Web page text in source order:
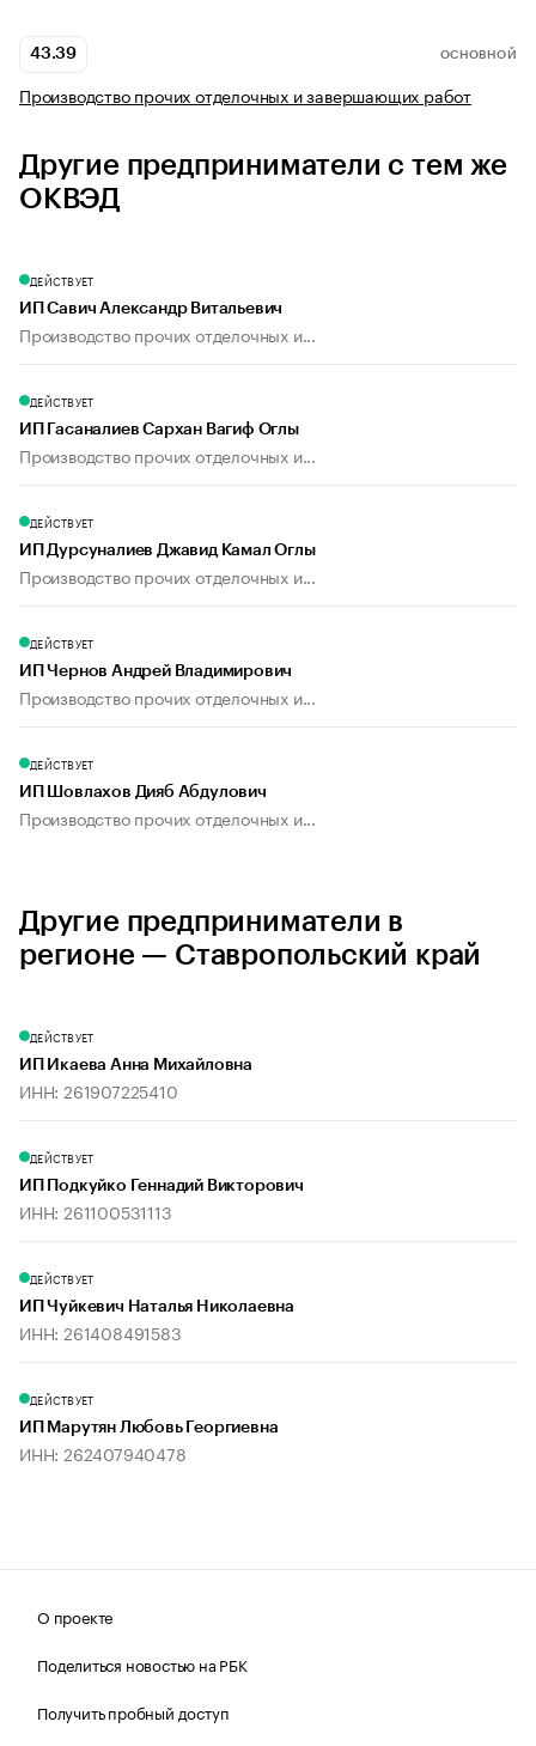
43.39 ОСНОВНОЙ
Производство прочих отделочных и завершающих работ
Другие предприниматели с тем же
ОКВЭД
ДЕЙСТВУЕТ
ИП Савич Александр Витальевич
Производство прочих отделочных и...
ДЕЙСТВУЕТ
ИП Гасаналиев Сархан Вагиф Оглы
Производство прочих отделочных и...
ДЕЙСТВУЕТ
ИП Дурсуналиев Джавид Камал Оглы
Производство прочих отделочных и...
ДЕЙСТВУЕТ
ИП Чернов Андрей Владимирович
Производство прочих отделочных и...
ДЕЙСТВУЕТ
ИП Шовлахов Дияб Абдулович
Производство прочих отделочных и...
Другие предприниматели в
регионе — Ставропольский край
ДЕЙСТВУЕТ
ИП Икаева Анна Михайловна
ИНН: 261907225410
ДЕЙСТВУЕТ
ИП Подкуйко Геннадий Викторович
ИНН: 261100531113
ДЕЙСТВУЕТ
ИП Чуйкевич Наталья Николаевна
ИНН: 261408491583
ДЕЙСТВУЕТ
ИП Марутян Любовь Георгиевна
ИНН: 262407940478
О проекте
Поделиться новостью на РБК
Получить пробный доступ